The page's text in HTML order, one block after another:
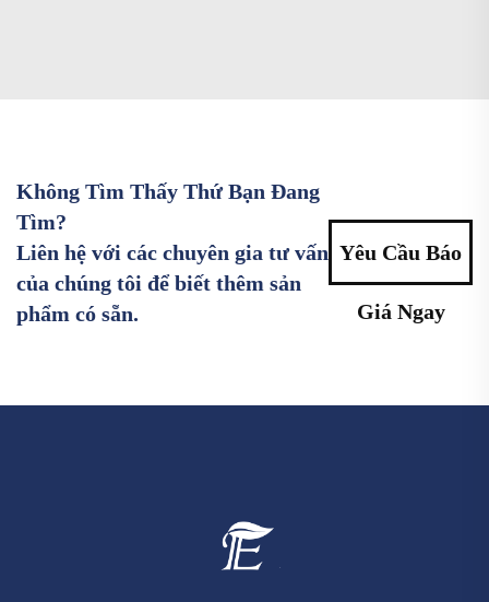
Không Tìm Thấy Thứ Bạn Đang
Tìm?
Liên hệ với các chuyên gia tư vấn
của chúng tôi để biết thêm sản
phẩm có sẵn.
Yêu Cầu Báo
Giá Ngay